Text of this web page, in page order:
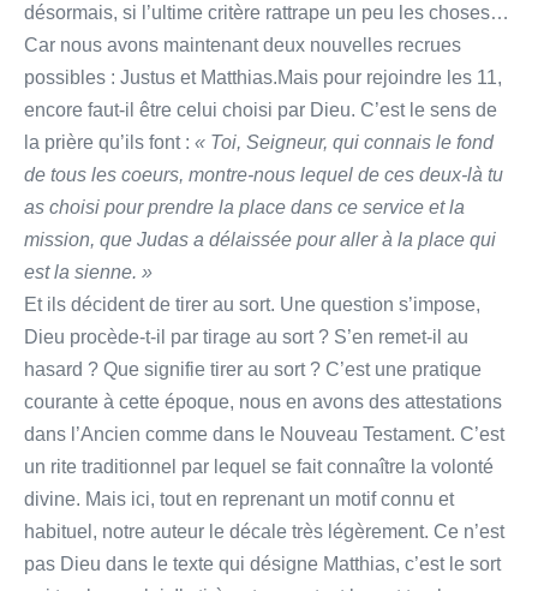
désormais, si l’ultime critère rattrape un peu les choses…
Car nous avons maintenant deux nouvelles recrues
possibles : Justus et Matthias.Mais pour rejoindre les 11,
encore faut-il être celui choisi par Dieu. C’est le sens de
la prière qu’ils font : « Toi, Seigneur, qui connais le fond
de tous les coeurs, montre-nous lequel de ces deux-là tu
as choisi pour prendre la place dans ce service et la
mission, que Judas a délaissée pour aller à la place qui
est la sienne. »
Et ils décident de tirer au sort. Une question s’impose,
Dieu procède-t-il par tirage au sort ? S’en remet-il au
hasard ? Que signifie tirer au sort ? C’est une pratique
courante à cette époque, nous en avons des attestations
dans l’Ancien comme dans le Nouveau Testament. C’est
un rite traditionnel par lequel se fait connaître la volonté
divine. Mais ici, tout en reprenant un motif connu et
habituel, notre auteur le décale très légèrement. Ce n’est
pas Dieu dans le texte qui désigne Matthias, c’est le sort